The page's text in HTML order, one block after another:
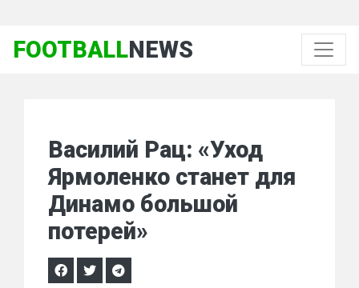
FOOTBALLNEWS
Василий Рац: «Уход
Ярмоленко станет для
Динамо большой
потерей»